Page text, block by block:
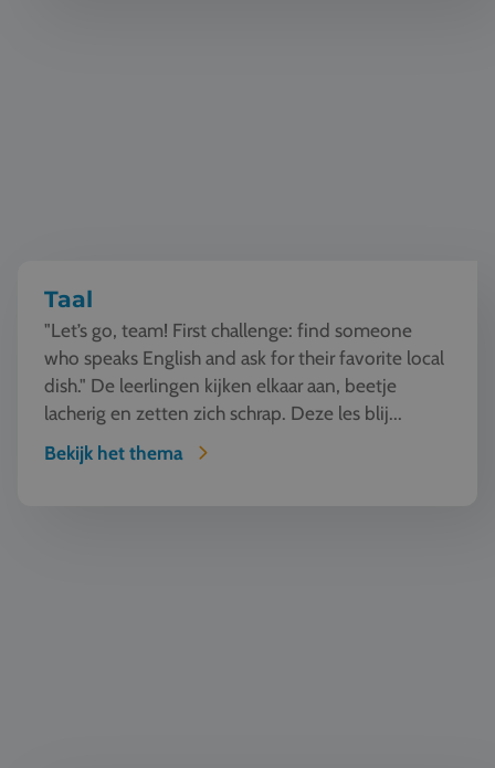
Taal
"Let’s go, team! First challenge: find someone
who speaks English and ask for their favorite local
dish." De leerlingen kijken elkaar aan, beetje
lacherig en zetten zich schrap. Deze les blij...
Bekijk het thema